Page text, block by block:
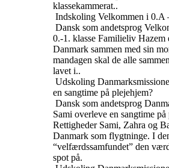
klassekammerat..
Indskoling Velkommen i 0.A
Dansk som andetsprog
0.-1. klasse Familieliv Hazem
Danmark sammen med sin
mandagen skal de alle
lavet i..
Udskoling
en sangtime på plejehjem?
Dansk som andetsprog
Sami overleve en sangtime på
Rettigheder Sami, Zahra og
Danmark som flygtninge. I
“velfærdssamfundet” den
spot på.